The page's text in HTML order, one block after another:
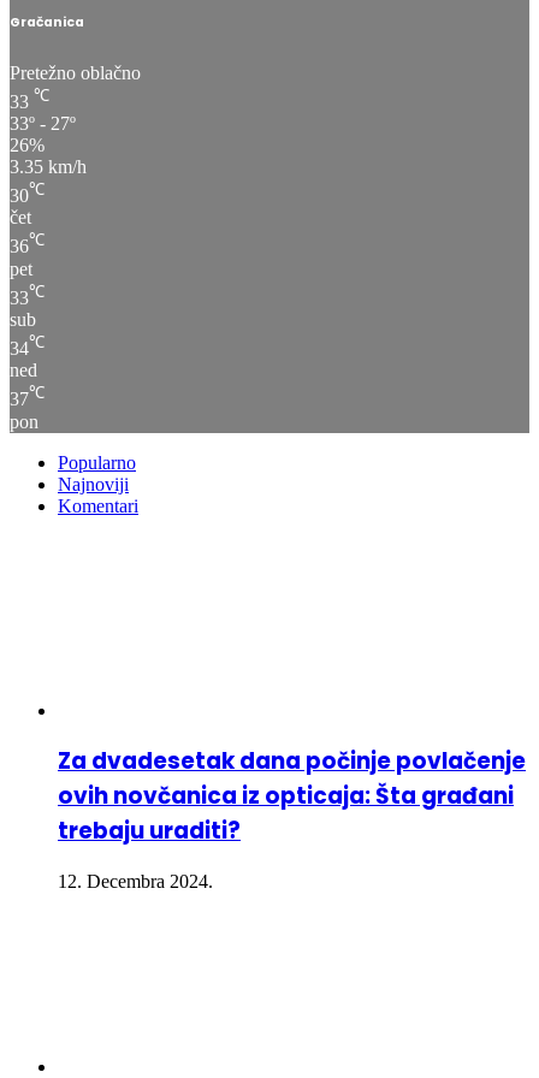
Gračanica
Pretežno oblačno
33 ℃
33º - 27º
26%
3.35 km/h
30℃
čet
36℃
pet
33℃
sub
34℃
ned
37℃
pon
Popularno
Najnoviji
Komentari
Za dvadesetak dana počinje povlačenje
ovih novčanica iz opticaja: Šta građani
trebaju uraditi?
12. Decembra 2024.